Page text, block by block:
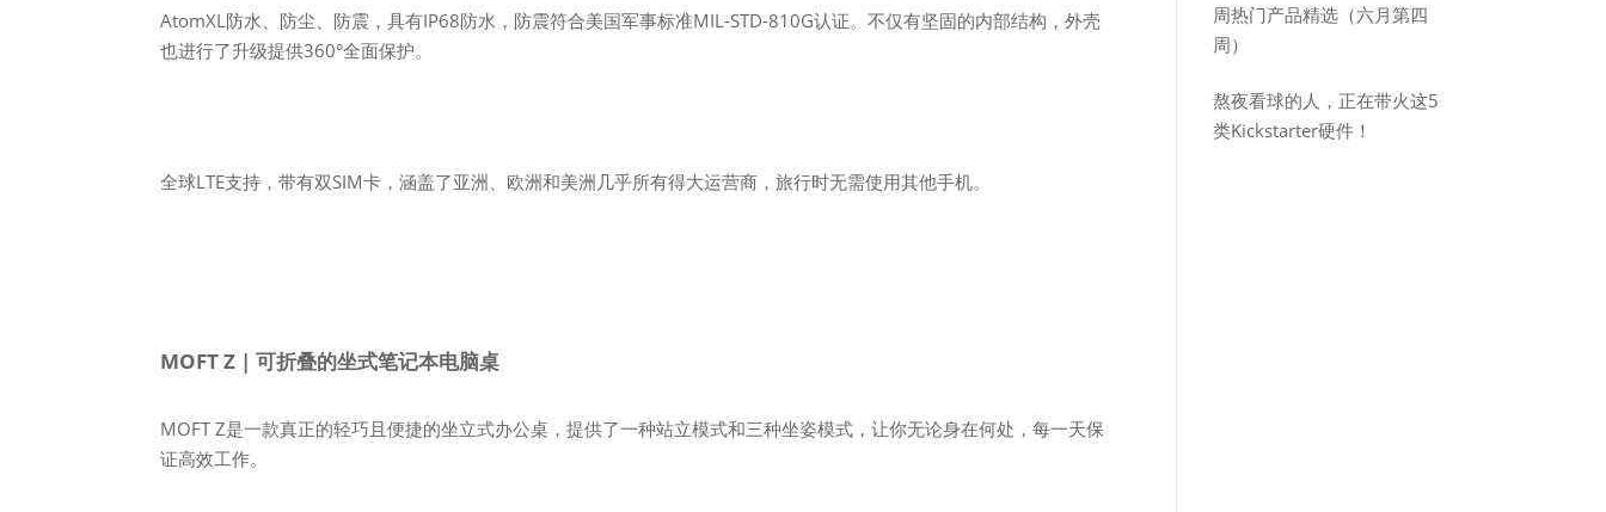
AtomXL防水、防尘、防震，具有IP68防水，防震符合美国军事标准MIL-STD-810G认证。不仅有坚固的内部结构，外壳
也进行了升级提供360°全面保护。
全球LTE支持，带有双SIM卡，涵盖了亚洲、欧洲和美洲几乎所有得大运营商，旅行时无需使用其他手机。
MOFT Z | 可折叠的坐式笔记本电脑桌
MOFT Z是一款真正的轻巧且便捷的坐立式办公桌，提供了一种站立模式和三种坐姿模式，让你无论身在何处，每一天保
证高效工作。
周热门产品精选（六月第四
周）
熬夜看球的人，正在带火这5
类Kickstarter硬件！